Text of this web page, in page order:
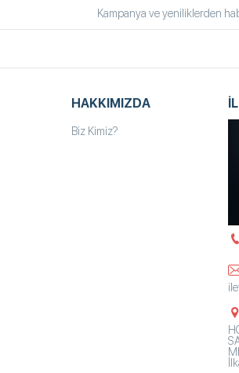
Kampanya ve yeniliklerden
HAKKIMIZDA
Biz Kimiz?